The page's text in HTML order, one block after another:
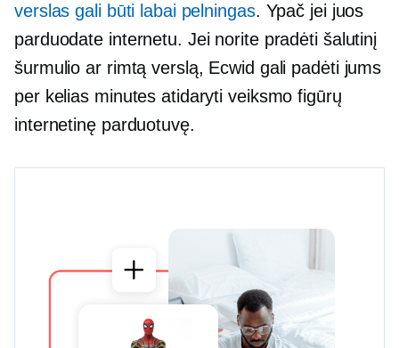
verslas gali būti labai pelningas. Ypač jei juos
parduodate internetu. Jei norite pradėti šalutinį
šurmulio ar rimtą verslą, Ecwid gali padėti jums
per kelias minutes atidaryti veiksmo figūrų
internetinę parduotuvę.